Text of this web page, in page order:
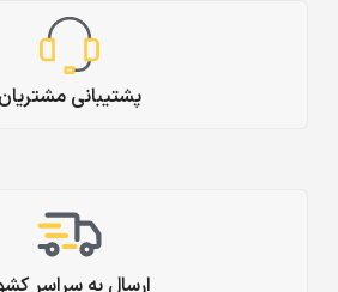
پشتیبانی مشتریان
ارسال به سراسر